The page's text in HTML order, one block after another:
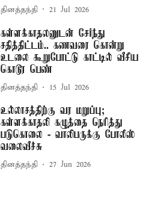
தினத்தந்தி 21 Jul 2026
கள்ளக்காதலனுடன் சேர்ந்து
சதித்திட்டம்.. கணவரை கொன்று
உடலை கூறுபோட்டு காட்டில் வீசிய
கொடூர பெண்
தினத்தந்தி 15 Jul 2026
உல்லாசத்திற்கு வர மறுப்பு;
கள்ளக்காதலி கழுத்தை நெரித்து
படுகொலை - வாலிபருக்கு போலீஸ்
வலைவீச்சு
தினத்தந்தி 27 Jun 2026